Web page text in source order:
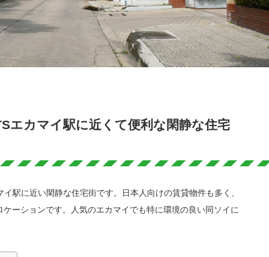
エカマイ駅に近くて便利な閑静な住宅
駅に近い閑静な住宅街です。日本人向けの賃貸物件も多く、
ーションです。人気のエカマイでも特に環境の良い同ソイに